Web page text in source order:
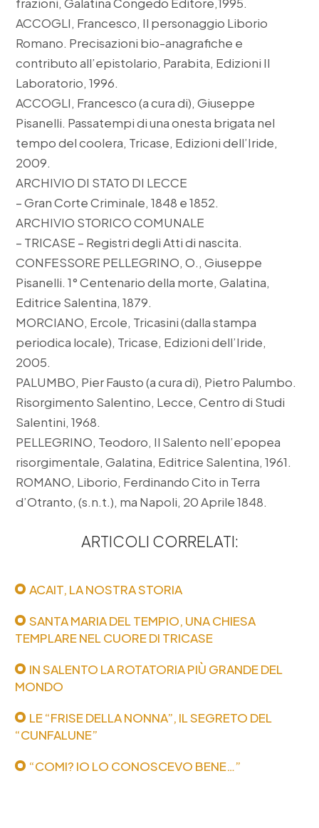
frazioni, Galatina Congedo Editore,1995.
ACCOGLI, Francesco, Il personaggio Liborio
Romano. Precisazioni bio-anagrafiche e
contributo all’epistolario, Parabita, Edizioni Il
Laboratorio, 1996.
ACCOGLI, Francesco (a cura di), Giuseppe
Pisanelli. Passatempi di una onesta brigata nel
tempo del coolera, Tricase, Edizioni dell’Iride,
2009.
ARCHIVIO DI STATO DI LECCE
– Gran Corte Criminale, 1848 e 1852.
ARCHIVIO STORICO COMUNALE
– TRICASE – Registri degli Atti di nascita.
CONFESSORE PELLEGRINO, O., Giuseppe
Pisanelli. 1° Centenario della morte, Galatina,
Editrice Salentina, 1879.
MORCIANO, Ercole, Tricasini (dalla stampa
periodica locale), Tricase, Edizioni dell’Iride,
2005.
PALUMBO, Pier Fausto (a cura di), Pietro Palumbo.
Risorgimento Salentino, Lecce, Centro di Studi
Salentini, 1968.
PELLEGRINO, Teodoro, Il Salento nell’epopea
risorgimentale, Galatina, Editrice Salentina, 1961.
ROMANO, Liborio, Ferdinando Cito in Terra
d’Otranto, (s.n.t.), ma Napoli, 20 Aprile 1848.
ARTICOLI CORRELATI:
ACAIT, LA NOSTRA STORIA
SANTA MARIA DEL TEMPIO, UNA CHIESA
TEMPLARE NEL CUORE DI TRICASE
IN SALENTO LA ROTATORIA PIÙ GRANDE DEL
MONDO
LE “FRISE DELLA NONNA”, IL SEGRETO DEL
“CUNFALUNE”
“COMI? IO LO CONOSCEVO BENE…”